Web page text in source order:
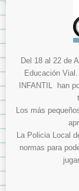
Normes del
Menús del
Model de
AMPA
ITACA per les
Sol·licitud
ITACA pels
Sobre la
Del 18 al 22 de
Educación
INFANTIL han
Los más
La Policia Local
normas para